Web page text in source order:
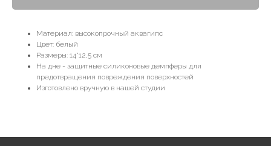
Материал: высокопрочный аквагипс
Цвет: белый
Размеры: 14*12,5 см
На дне - защитные силиконовые демпферы для
предотвращения повреждения поверхностей
Изготовлено вручную в нашей студии